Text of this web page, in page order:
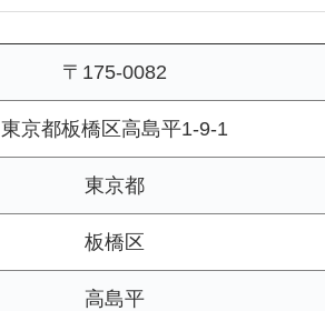
〒175-0082
東京都板橋区高島平1-9-1
東京都
板橋区
高島平